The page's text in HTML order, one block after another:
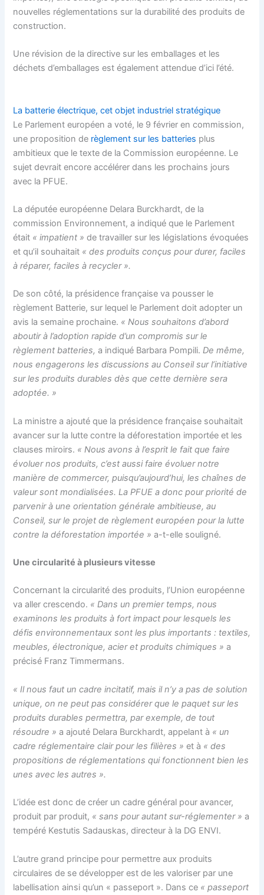
nouvelles réglementations sur la durabilité des produits de
construction.
Une révision de la directive sur les emballages et les
déchets d’emballages est également attendue d’ici l’été.
La batterie électrique, cet objet industriel stratégique
Le Parlement européen a voté, le 9 février en commission,
une proposition de règlement sur les batteries plus
ambitieux que le texte de la Commission européenne. Le
sujet devrait encore accélérer dans les prochains jours
avec la PFUE.
La députée européenne Delara Burckhardt, de la
commission Environnement, a indiqué que le Parlement
était « impatient » de travailler sur les législations évoquées
et qu’il souhaitait « des produits conçus pour durer, faciles
à réparer, faciles à recycler ».
De son côté, la présidence française va pousser le
règlement Batterie, sur lequel le Parlement doit adopter un
avis la semaine prochaine. « Nous souhaitons d’abord
aboutir à l’adoption rapide d’un compromis sur le
règlement batteries, a indiqué Barbara Pompili.De même,
nous engagerons les discussions au Conseil sur l’initiative
sur les produits durables dès que cette dernière sera
adoptée. »
La ministre a ajouté que la présidence française souhaitait
avancer sur la lutte contre la déforestation importée et les
clauses miroirs. « Nous avons à l’esprit le fait que faire
évoluer nos produits, c’est aussi faire évoluer notre
manière de commercer, puisqu’aujourd’hui, les chaînes de
valeur sont mondialisées. La PFUE a donc pour priorité de
parvenir à une orientation générale ambitieuse, au
Conseil, sur le projet de règlement européen pour la lutte
contre la déforestation importée » a-t-elle souligné.
Une circularité à plusieurs vitesse
Concernant la circularité des produits, l’Union européenne
va aller crescendo. « Dans un premier temps, nous
examinons les produits à fort impact pour lesquels les
défis environnementaux sont les plus importants : textiles,
meubles, électronique, acier et produits chimiques » a
précisé Franz Timmermans.
« Il nous faut un cadre incitatif, mais il n’y a pas de solution
unique, on ne peut pas considérer que le paquet sur les
produits durables permettra, par exemple, de tout
résoudre » a ajouté Delara Burckhardt, appelant à « un
cadre réglementaire clair pour les filières » et à « des
propositions de réglementations qui fonctionnent bien les
unes avec les autres ».
L’idée est donc de créer un cadre général pour avancer,
produit par produit, « sans pour autant sur-réglementer » a
tempéré Kestutis Sadauskas, directeur à la DG ENVI.
L’autre grand principe pour permettre aux produits
circulaires de se développer est de les valoriser par une
labellisation ainsi qu’un « passeport ». Dans ce « passeport